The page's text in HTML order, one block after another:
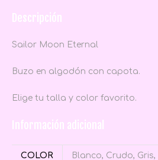
Descripción
Sailor Moon Eternal
Buzo en algodón con capota.
Elige tu talla y color favorito.
Información adicional
COLOR
Blanco, Crudo,